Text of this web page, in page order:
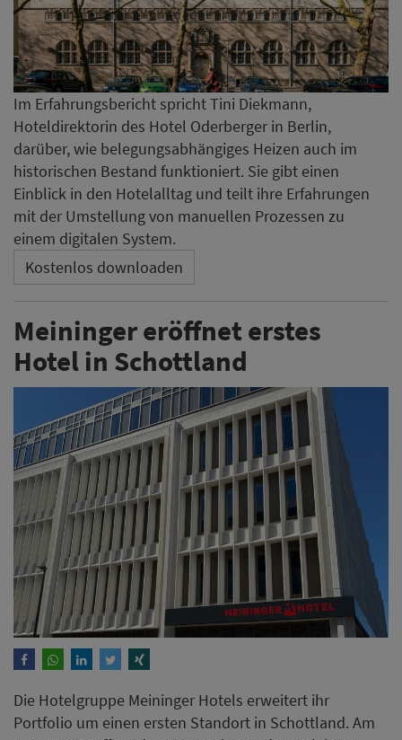
Kostenlos downloaden
Meininger eröffnet erstes
Hotel in Schottland
Die Hotelgruppe Meininger Hotels erweitert ihr
Portfolio um einen ersten Standort in Schottland. Am
5. August eröffnet das Unternehmen das Meininger
Hotel Edinburgh Haymarket. Das Haus im West End ist
das 38. Hotel im Portfolio.
Weiterlesen
Luscher, Rehberg, Brennfleck -
Drei Hotellerie-Manager
gründen Marke LikeStay